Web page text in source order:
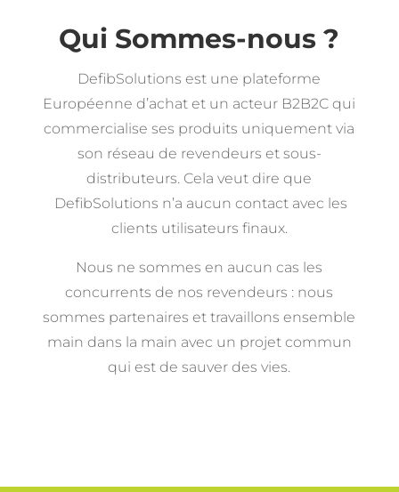
Qui Sommes-nous ?
DefibSolutions est une plateforme
Européenne d’achat et un acteur B2B2C qui
commercialise ses produits uniquement via
son réseau de revendeurs et sous-
distributeurs. Cela veut dire que
DefibSolutions n’a aucun contact avec les
clients utilisateurs finaux.
Nous ne sommes en aucun cas les
concurrents de nos revendeurs : nous
sommes partenaires et travaillons ensemble
main dans la main avec un projet commun
qui est de sauver des vies.